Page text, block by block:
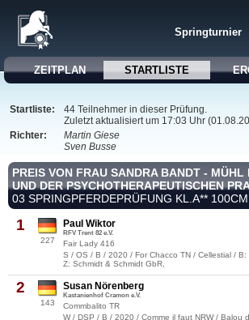
Springturnier
ZEITPLAN STARTLISTE
Startliste:
44 Teilnehmer in dieser Prüfung.
Zuletzt aktualisiert um 17:03 Uhr
Richter:
Martin Giese
Sven Busse
PREIS VON FRAU SANDRA BANDT - MÜHL
UND DER PSYCHOTHERAPEUTISCHEN
03 SPRINGPFERDEPRÜFUNG KL.A** 100CM
1
227
Paul Wiktor
RFV Trent 82 e.V.
Fair Lady 416
S / OS / B / 2020 / For Chacco TN / Cellestial /
Z: Schmidt & Schmidt GbR,
2
143
Susan Nörenberg
Kastanienhof Cramon e.V.
Commbalito TR
W / DSP / B / 2020 / Comme il faut NRW / Balou